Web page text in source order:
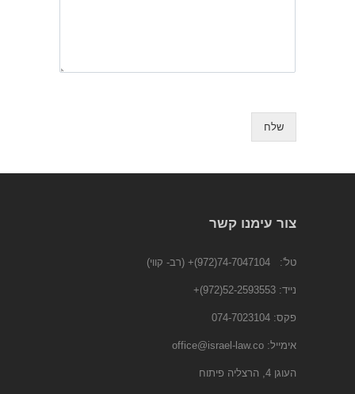
שלח
צור עימנו קשר
טל': 74-7047104(972)+ (רב- קווי)
נייד: 52-2593553(972)
+
פקס: 074-7023104
אימייל: office@israel-law.co
העוגן 4, הרצליה פיתוח